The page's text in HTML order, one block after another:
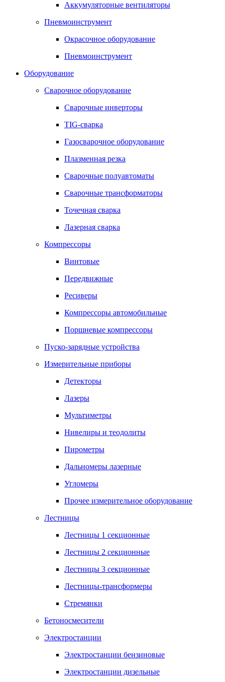
Аккумуляторные вентиляторы
Пневмоинструмент
Окрасочное оборудование
Пневмоинструмент
Оборудование
Сварочное оборудование
Сварочные инверторы
TIG-сварка
Газосварочное оборудование
Плазменная резка
Сварочные полуавтоматы
Сварочные трансформаторы
Точечная сварка
Лазерная сварка
Компрессоры
Винтовые
Передвижные
Ресиверы
Компрессоры автомобильные
Поршневые компрессоры
Пуско-зарядные устройства
Измерительные приборы
Детекторы
Лазеры
Мультиметры
Нивелиры и теодолиты
Пирометры
Дальномеры лазерные
Угломеры
Прочее измерительное оборудование
Лестницы
Лестницы 1 секционные
Лестницы 2 секционные
Лестницы 3 секционные
Лестницы-трансформеры
Стремянки
Бетоносмесители
Электростанции
Электростанции бензиновые
Электростанции дизельные